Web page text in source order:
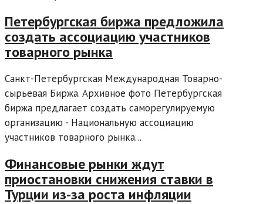
Петербургская биржа предложила
создать ассоциацию участников
товарного рынка
Санкт-Петербургская Международная Товарно-
сырьевая Биржа. Архивное фото Петербургская
биржа предлагает создать саморегулируемую
организацию - Национальную ассоциацию
участников товарного рынка...
Финансовые рынки ждут
приостановки снижения ставки в
Турции из-за роста инфляции